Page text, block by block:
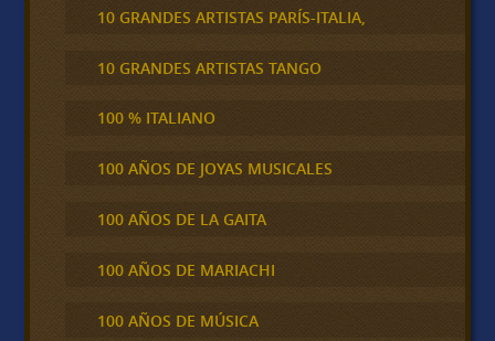
10 GRANDES ARTISTAS PARÍS-ITALIA,
10 GRANDES ARTISTAS TANGO
100 % ITALIANO
100 AÑOS DE JOYAS MUSICALES
100 AÑOS DE LA GAITA
100 AÑOS DE MARIACHI
100 AÑOS DE MÚSICA